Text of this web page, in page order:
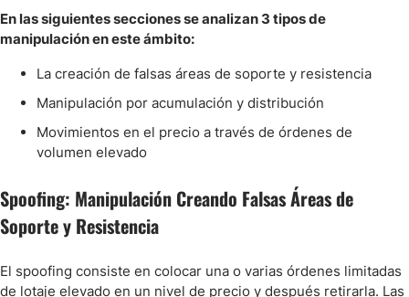
En las siguientes secciones se analizan 3 tipos de
manipulación en este ámbito:
La creación de falsas áreas de soporte y resistencia
Manipulación por acumulación y distribución
Movimientos en el precio a través de órdenes de
volumen elevado
Spoofing: Manipulación Creando Falsas Áreas de
Soporte y Resistencia
El spoofing consiste en colocar una o varias órdenes limitadas
de lotaje elevado en un nivel de precio y después retirarla. Las